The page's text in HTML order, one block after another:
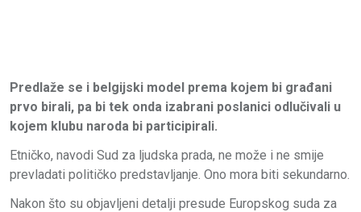
Predlaže se i belgijski model prema kojem bi građani
prvo birali, pa bi tek onda izabrani poslanici odlučivali u
kojem klubu naroda bi participirali.
Etničko, navodi Sud za ljudska prada, ne može i ne smije
prevladati političko predstavljanje. Ono mora biti sekundarno.
Nakon što su objavljeni detalji presude Europskog suda za